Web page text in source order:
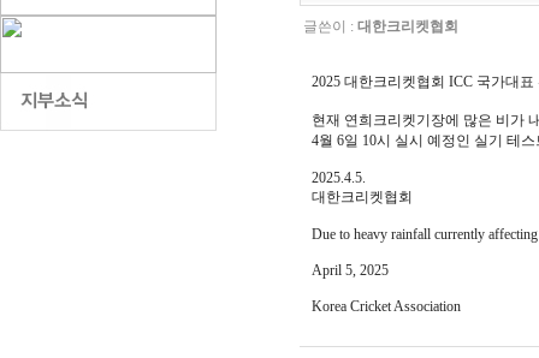
글쓴이 : 대한크리켓협회
2025 대한크리켓협회 ICC 국가대
현재 연희크리켓기장에 많은 비가
4월 6일 10시 실시 예정인 실기 테
2025.4.5.
대한크리켓협회
Due to heavy rainfall currently
April 5, 2025
Korea Cricket Association